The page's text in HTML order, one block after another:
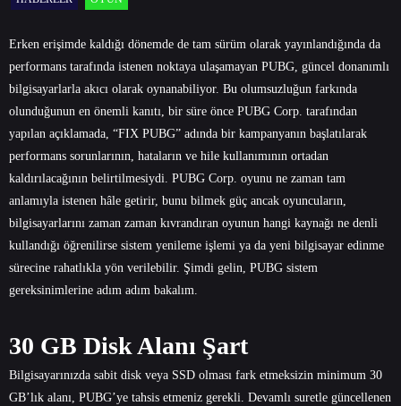
Erken erişimde kaldığı dönemde de tam sürüm olarak yayınlandığında da
performans tarafında istenen noktaya ulaşamayan PUBG, güncel donanımlı
bilgisayarlarla akıcı olarak oynanabiliyor. Bu olumsuzluğun farkında
olunduğunun en önemli kanıtı, bir süre önce PUBG Corp. tarafından
yapılan açıklamada, “FIX PUBG” adında bir kampanyanın başlatılarak
performans sorunlarının, hataların ve hile kullanımının ortadan
kaldırılacağının belirtilmesiydi. PUBG Corp. oyunu ne zaman tam
anlamıyla istenen hâle getirir, bunu bilmek güç ancak oyuncuların,
bilgisayarlarını zaman zaman kıvrandıran oyunun hangi kaynağı ne denli
kullandığı öğrenilirse sistem yenileme işlemi ya da yeni bilgisayar edinme
sürecine rahatlıkla yön verilebilir. Şimdi gelin, PUBG sistem
gereksinimlerine adım adım bakalım.
30 GB Disk Alanı Şart
Bilgisayarınızda sabit disk veya SSD olması fark etmeksizin minimum 30
GB’lık alanı, PUBG’ye tahsis etmeniz gerekli. Devamlı suretle güncellenen